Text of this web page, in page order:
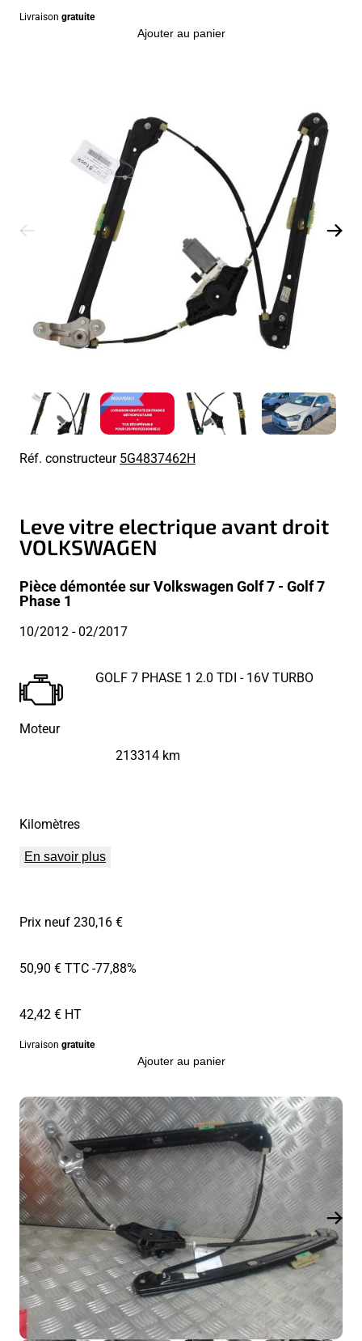
Livraison gratuite
Ajouter au panier
Réf. constructeur5G4837462H
Leve vitre electrique avant droit
VOLKSWAGEN
Pièce démontée sur Volkswagen Golf 7 - Golf 7
Phase 1
10/2012 - 02/2017
Moteur
GOLF 7 PHASE 1 2.0 TDI - 16V TURBO
Kilomètres
213314 km
En savoir plus
Prix neuf 230,16 €
50,90 € TTC-77,88%
42,42 € HT
Livraison gratuite
Ajouter au panier